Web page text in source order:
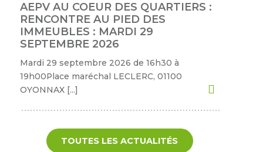
Projets
collaboratifs
Agenda
AEPV AU COEUR DES QUARTIERS :
RENCONTRE AU PIED DES
IMMEUBLES : MARDI 29
SEPTEMBRE 2026
Mardi 29 septembre 2026 de 16h30 à
19h00Place maréchal LECLERC, 01100
OYONNAX […]
TOUTES LES ACTUALITÉS